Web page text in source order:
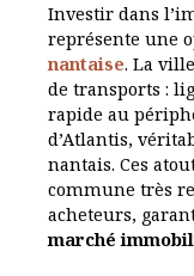
Investir dans
représente une
nantaise. La
de transports :
rapide au
d’Atlantis,
nantais. Ces
commune très
acheteurs,
marché